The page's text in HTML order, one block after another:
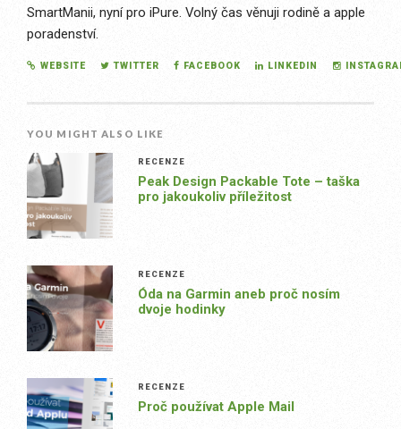
SmartManii, nyní pro iPure. Volný čas věnuji rodině a apple
poradenství.
WEBSITE TWITTER FACEBOOK LINKEDIN
YOU MIGHT ALSO LIKE
RECENZE
Peak Design Packable Tote – taška
pro jakoukoliv příležitost
RECENZE
Óda na Garmin aneb proč nosím
dvoje hodinky
RECENZE
Proč používat Apple Mail